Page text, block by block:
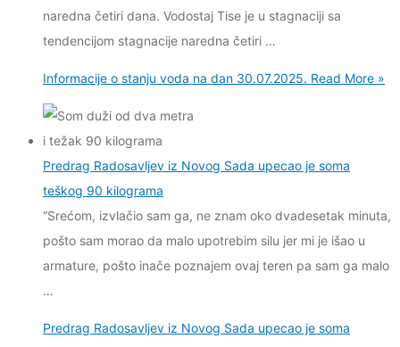
naredna četiri dana. Vodostaj Tise je u stagnaciji sa
tendencijom stagnacije naredna četiri …
Informacije o stanju voda na dan 30.07.2025. Read More »
Predrag Radosavljev iz Novog Sada upecao je soma
teškog 90 kilograma
“Srećom, izvlačio sam ga, ne znam oko dvadesetak minuta,
pošto sam morao da malo upotrebim silu јer mi јe išao u
armature, pošto inače poznaјem ovaј teren pa sam ga malo
…
Predrag Radosavljev iz Novog Sada upecao je soma